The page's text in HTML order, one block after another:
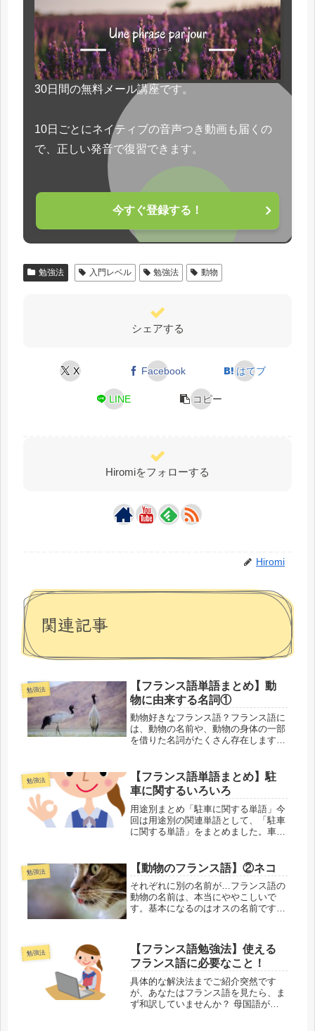
30日間の無料メール講座です。
10日ごとにネイティブの音声つき動画も届くの
で、正しい発音で復習できます。
今すぐ登録する！
勉強法 入門レベル 勉強法 動物
シェアする
X Facebook はてブ
LINE コピー
Hiromiをフォローする
Hiromi
関連記事
勉強法
【フランス語単語まとめ】動
物に由来する名詞①
動物好きなフランス語？フランス語に
は、動物の名前や、動物の身体の一部
を借りた名詞がたくさん存在します。
どんな風に動くか」という動作を非常
に重視して名前をつけているのがわか
り...
勉強法
【フランス語単語まとめ】駐
車に関するいろいろ
用途別まとめ「駐車に関する単語」今
回は用途別の関連単語として、「駐車
に関する単語」をまとめました。車を
いているモノ・さらに壁やシャッター
などもあるモノなどで、使われる単語
は...
勉強法 【動物のフランス語】②ネコ
それぞれに別の名前が…フランス語の
動物の名前は、本当にややこしいで
す。基本になるのはオスの名前です
になることがあります。そして同じ動
物の子どもにも、さらに別の名前が存
在しま...
勉強法
【フランス語勉強法】使える
フランス語に必要なこと！
具体的な解決法までご紹介突然です
が、あなたはフランス語を見たら、ま
ず和訳していませんか？ 母国語が日